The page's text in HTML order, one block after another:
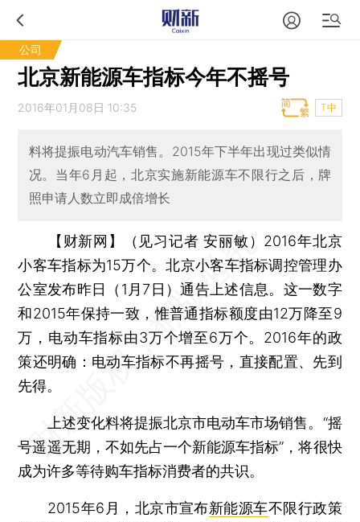
公司
北京新能源车指标今年不摇号
2016年01月08日 10:35 T中
料将提振电动汽车销售。2015年下半年出现过类似情
况。当年6月起，北京实施新能源车不限行之后，牌
照申请人数立即成倍增长
【财新网】（见习记者 安丽敏） 2016年北京
小客车指标为15万个。北京小客车指标调控管理办
公室发布昨日（1月7日）通告上述信息。这一数字
和2015年保持一致，惟普通指标额度由12万降至9
万，电动车指标由3万个增至6万个。2016年的政
策还明确：电动车指标不再摇号，直接配置、先到
先得。
上述变化料将提振北京市电动车市场销售。“摇
号遥遥无期，不如先占一个新能源车指标”，将很快
成为许多等待购车指标消费者的共识。
2015年6月，北京市宣布新能源车不限行政策